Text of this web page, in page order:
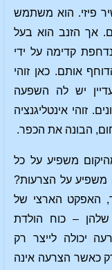
פיזי. הוא משתמש
אך הזנב הוא בעל
קדימה על ידי
אותם. כאן זוהי
יש לה השפעה
זוהי אינטליגנציה
הבונה את הכפר.
משפיע על כל
משפיע על הצרעות?
האפקט הארצי של
– כוח הולדת
יכולה לייצר רק
כאשר הצרעה אינה